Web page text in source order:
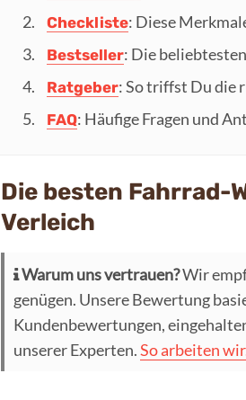
Checkliste: Diese
Bestseller: Die
Ratgeber: So triffst Du die
FAQ: Häufige Fragen und
Die besten Fahrrad-
Verleich
Warum uns vertrauen?Wir
genügen. Unsere Bewertung
Kundenbewertungen,
unserer Experten.So arbeiten